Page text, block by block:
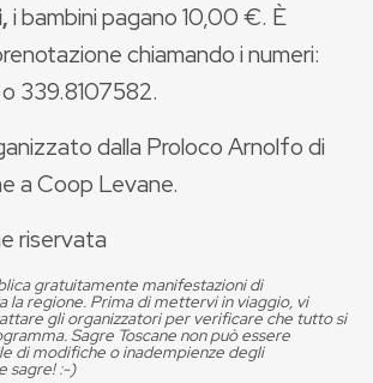
i bambini pagano 10,00 €. È
chiamando i numeri:
339.8107582.
dalla Proloco Arnolfo di
a Coop Levane.
riservata
gratuitamente manifestazioni di
la regione. Prima di mettervi in viaggio, vi
gli organizzatori per verificare che tutto si
Sagre Toscane non può essere
di modifiche o inadempienze degli
sagre! :-)